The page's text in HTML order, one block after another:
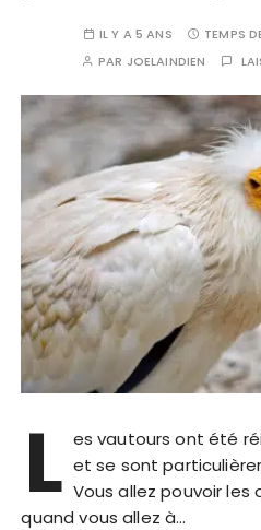
IL Y A 5 ANS TEMPS
PAR JOELAINDIEN
L es vautours ont été
et se sont
Vous allez pouvoir
quand vous allez à…